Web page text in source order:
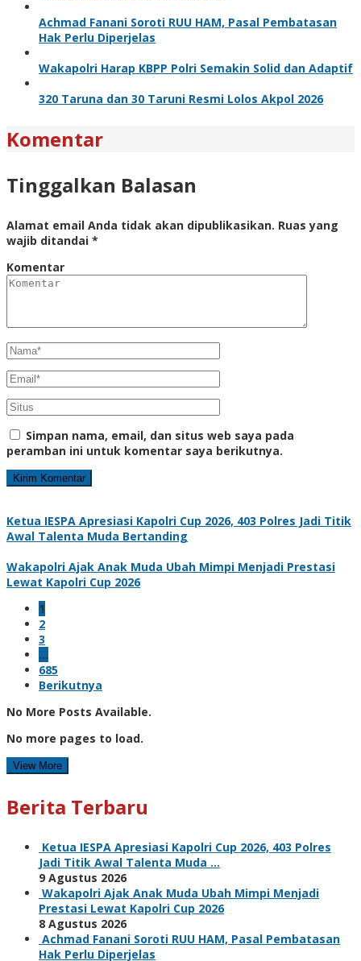
Achmad Fanani Soroti RUU HAM, Pasal Pembatasan
Hak Perlu Diperjelas
Wakapolri Harap KBPP Polri Semakin Solid dan Adaptif
320 Taruna dan 30 Taruni Resmi Lolos Akpol 2026
Komentar
Tinggalkan Balasan
Alamat email Anda tidak akan dipublikasikan. Ruas yang
wajib ditandai *
Komentar
Simpan nama, email, dan situs web saya pada
peramban ini untuk komentar saya berikutnya.
Ketua IESPA Apresiasi Kapolri Cup 2026, 403 Polres Jadi Titik
Awal Talenta Muda Bertanding
Wakapolri Ajak Anak Muda Ubah Mimpi Menjadi Prestasi
Lewat Kapolri Cup 2026
1
2
3
…
685
Berikutnya
No More Posts Available.
No more pages to load.
View More
Berita Terbaru
Ketua IESPA Apresiasi Kapolri Cup 2026, 403 Polres
Jadi Titik Awal Talenta Muda …
9 Agustus 2026
Wakapolri Ajak Anak Muda Ubah Mimpi Menjadi
Prestasi Lewat Kapolri Cup 2026
8 Agustus 2026
Achmad Fanani Soroti RUU HAM, Pasal Pembatasan
Hak Perlu Diperjelas